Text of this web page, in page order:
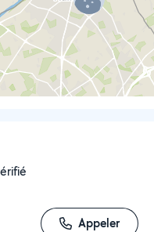
Appeler